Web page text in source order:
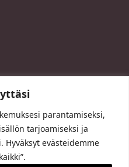
parantamiseksi,
tarjoamiseksi ja
Hyväksyt evästeidemme